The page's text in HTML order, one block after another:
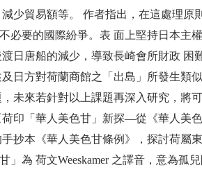
少貿易額等。 作者指出，在這處理
必要的國際紛爭。表 面上堅持日本主
日唐船的減少，導致長崎會所財政
日方對荷蘭商館之「出島」所發生類
未來若針對以上課題再深入研究，將
印「華人美色甘」新探—從《華人美
抄本《華人美色甘條例》，探討荷屬
」為 荷文Weeskamer 之譯音，意為